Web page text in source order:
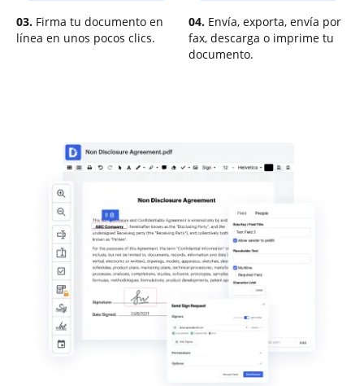
03. Firma tu documento en
línea en unos pocos clics.
04. Envía, exporta, envía por
fax, descarga o imprime tu
documento.